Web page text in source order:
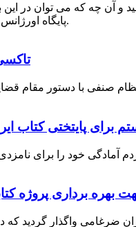
و آن چه که می توان در
پایگاه اورژانس با مناطق روستایی زیاد است.
تاکسی ۱۳۳ ممسنی
برای پایتختی کتاب
بهره برداری پروژه